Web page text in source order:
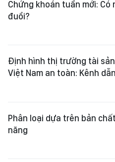
Chứng khoán tuần mới: Có
đuổi?
Định hình thị trường tài
Việt Nam an toàn: Kênh
Phân loại dựa trên bản
năng